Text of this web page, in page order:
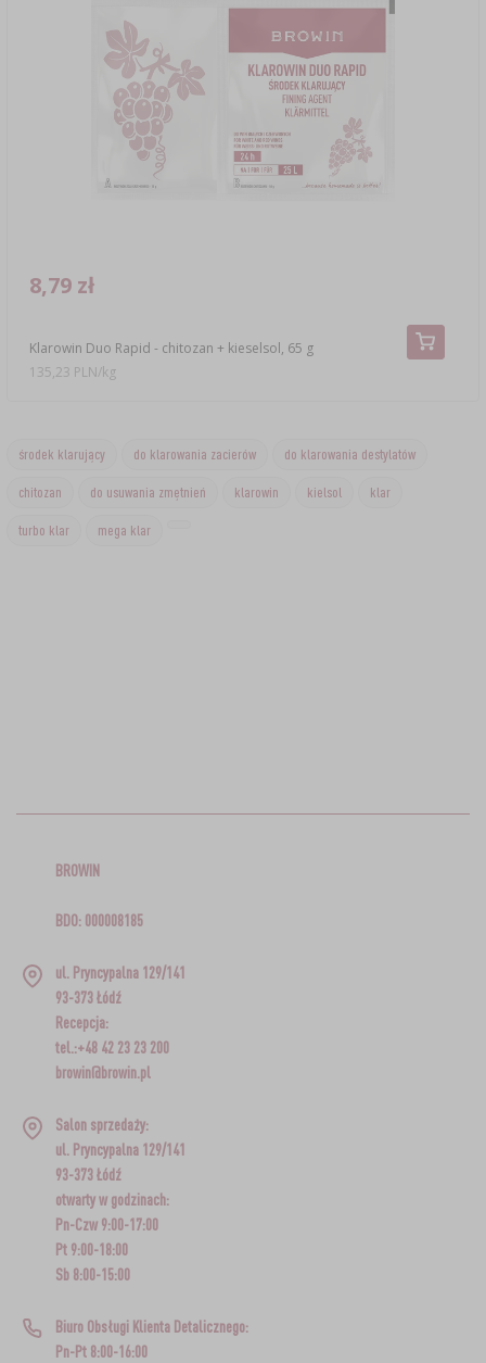
Klarowin Duo Rapid - chitozan + kieselsol, 65 g
8,79 zł
135,23 PLN/kg
środek klarujący do klarowania zacierów do klarowania destylatów
chitozan do usuwania zmętnień klarowin kielsol klar
turbo klar mega klar
BROWIN
BDO: 000008185
ul. Pryncypalna 129/141
93-373 Łódź
Recepcja:
tel.:+48 42 23 23 200
browin@browin.pl
Salon sprzedaży:
ul. Pryncypalna 129/141
93-373 Łódź
otwarty w godzinach:
Pn-Czw 9:00-17:00
Pt 9:00-18:00
Sb 8:00-15:00
Biuro Obsługi Klienta Detalicznego:
Pn-Pt 8:00-16:00